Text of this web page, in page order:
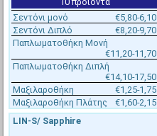
Σεντόνι μονό
€5,80-6,10
Σεντόνι Διπλό
€8,20-9,70
Παπλωματοθήκη Μονή
€11,20-11,70
Παπλωματοθήκη Διπλή
€14,10-17,50
Μαξιλαροθήκη
€1,25-1,75
Μαξιλαροθήκη Πλάτης
€1,60-2,15
LIN-S/ Sapphire